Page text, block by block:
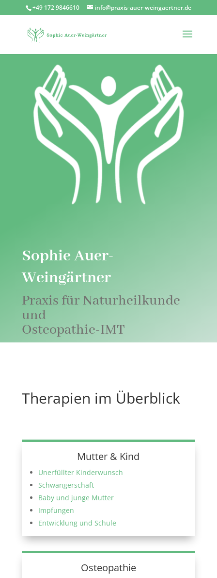
+49 172 9846610 info@praxis-auer-weingaertner.de
Sophie Auer-
Weingärtner
Praxis für Naturheilkunde
und
Osteopathie-IMT
Therapien im Überblick
Mutter & Kind
Unerfüllter Kinderwunsch
Schwangerschaft
Baby und junge Mutter
Impfungen
Entwicklung und Schule
Osteopathie